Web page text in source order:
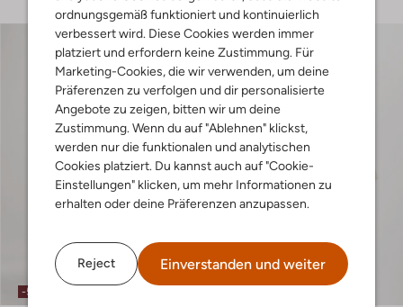
ordnungsgemäß funktioniert und kontinuierlich
verbessert wird. Diese Cookies werden immer
platziert und erfordern keine Zustimmung. Für
Marketing-Cookies, die wir verwenden, um deine
Präferenzen zu verfolgen und dir personalisierte
Angebote zu zeigen, bitten wir um deine
Zustimmung. Wenn du auf "Ablehnen" klickst,
werden nur die funktionalen und analytischen
Cookies platziert. Du kannst auch auf "Cookie-
Einstellungen" klicken, um mehr Informationen zu
erhalten oder deine Präferenzen anzupassen.
Reject Einverstanden und weiter
-50%
Letzter Artikel